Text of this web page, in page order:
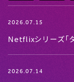
2026.07.15
Netflixシリーズ「
2026.07.14